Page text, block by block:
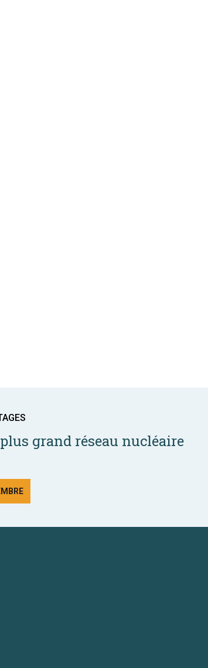
grand réseau nucléaire